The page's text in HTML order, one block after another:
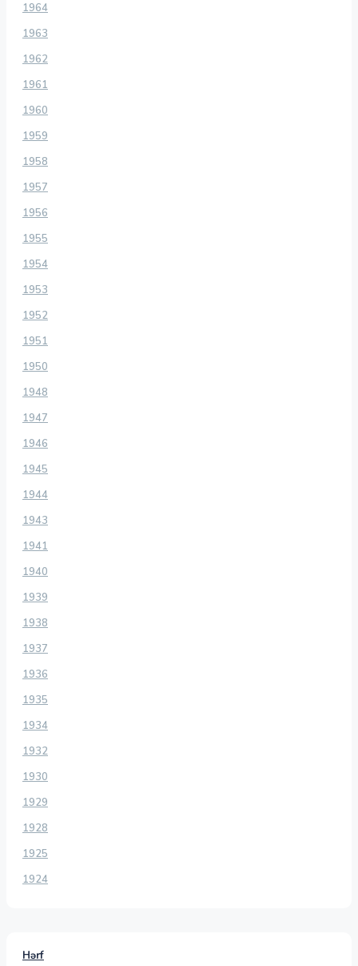
1964
1963
1962
1961
1960
1959
1958
1957
1956
1955
1954
1953
1952
1951
1950
1948
1947
1946
1945
1944
1943
1941
1940
1939
1938
1937
1936
1935
1934
1932
1930
1929
1928
1925
1924
Hərf